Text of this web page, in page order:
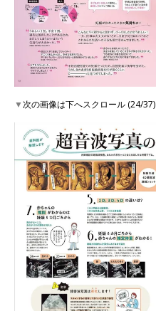
▼次の画像は下へスクロール (24/37)